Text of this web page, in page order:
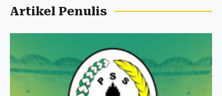
Artikel Penulis